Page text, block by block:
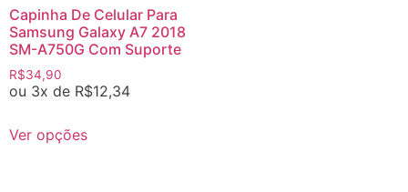
Capinha De Celular Para
Samsung Galaxy A7 2018
SM-A750G Com Suporte
R$34,90
ou 3x de R$12,34
Ver opções